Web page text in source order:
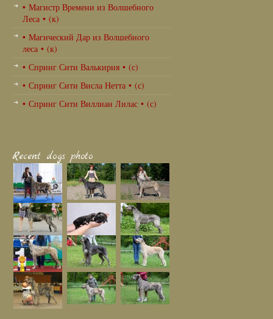
• Магистр Времени из Волшебного
Леса • (к)
• Магический Дар из Волшебного
леса • (к)
• Спринг Сити Валькирия • (с)
• Спринг Сити Висла Нетта • (с)
• Спринг Сити Виллиан Лилас • (с)
Recent dogs photo